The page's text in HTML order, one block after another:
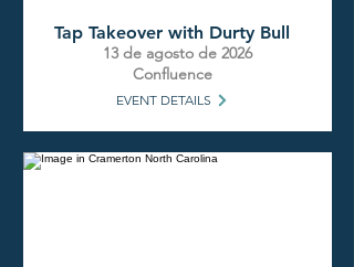
Tap Takeover with Durty Bull
13 de agosto de 2026
Confluence
EVENT DETAILS